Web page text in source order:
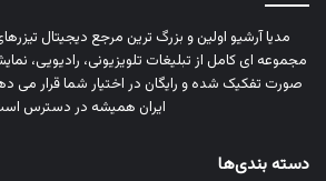
مدیا آرشیو اولین و بزرگ‌ ترین مرجع دیجیتال
مجموعه‌ ای کامل از تبلیغات تلویزیونی، رادیویی،
صورت تفکیک‌ شده و رایگان در اختیار شما قرار می‌
ایران همیشه در دسترس
دسته بندی‌ها